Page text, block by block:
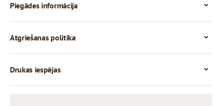
Piegādes informācija
Atgriešanas politika
Drukas iespējas